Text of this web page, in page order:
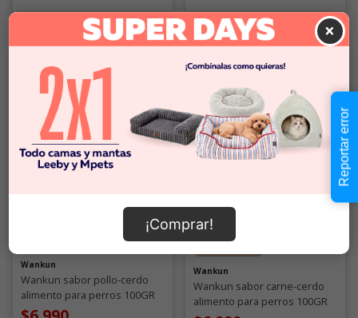
×
¡Comprar!
Wankun
Wankun sabor pollo-cerdo
alimento para perros 100GR
Wankun
Wankun sabor carne-cerdo
alimento para perros 100GR
Reportar error